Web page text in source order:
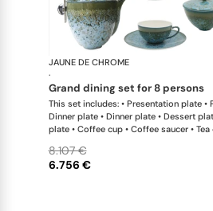
JAUNE DE CHROME
·
grand dining set for 8 persons
This set includes: • Presentation plate •
Dinner plate • Dinner plate • Dessert
plate • Coffee cup • Coffee saucer • Tea
Flat dish • Salad serving bowl • Salad
stand x 1 This list is completely flexible.
6.756 €
8.107 €